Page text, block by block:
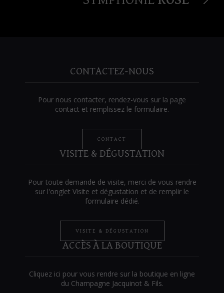
CONTACTEZ-NOUS
Pour nous contacter, rendez-vous sur la page
contact et remplissez le formulaire.
CONTACT
VISITE & DÉGUSTATION
Pour toute demande de visite, merci de vous rendre
sur l'onglet Visite et dégustation et de remplir le
formulaire dédié.
VISITE & DÉGUSTATION
ACCÈS À LA BOUTIQUE
Cliquez ici pour vous rendre sur la boutique en ligne
du Champagne Jacquinot & Fils.